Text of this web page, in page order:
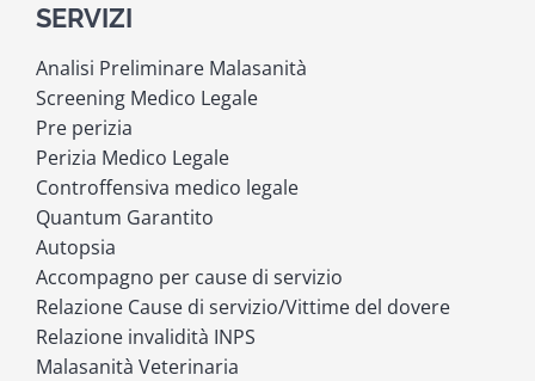
SERVIZI
Analisi Preliminare Malasanità
Screening Medico Legale
Pre perizia
Perizia Medico Legale
Controffensiva medico legale
Quantum Garantito
Autopsia
Accompagno per cause di servizio
Relazione Cause di servizio/Vittime del dovere
Relazione invalidità INPS
Malasanità Veterinaria